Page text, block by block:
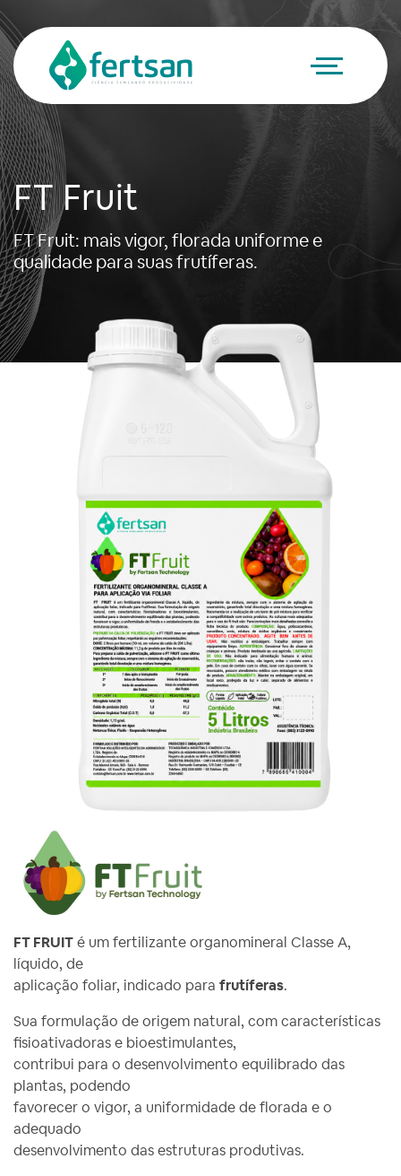
FT Fruit
FT Fruit: mais vigor, florada uniforme e
qualidade para suas frutíferas.
FT FRUITé um fertilizante organomineral Classe A,
líquido, de
aplicação foliar, indicado para frutíferas.
Sua formulação de origem natural, com características
fisioativadoras e bioestimulantes,
contribui para o desenvolvimento equilibrado das
plantas, podendo
favorecer o vigor, a uniformidade de florada e o
adequado
desenvolvimento das estruturas produtivas.